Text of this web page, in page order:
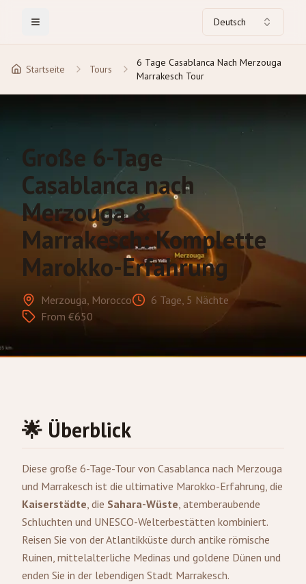
Toggle Menu Deutsch
Startseite Tours
6 Tage Casablanca Nach Merzouga
Marrakesch Tour
Große 6-Tage
Casablanca nach
Merzouga &
Marrakesch: Komplette
Marokko-Erfahrung
Merzouga, Morocco
6 Tage, 5 Nächte
From €650
🌟 Überblick
Diese große 6-Tage-Tour von Casablanca nach Merzouga
und Marrakesch ist die ultimative Marokko-Erfahrung, die
Kaiserstädte, die Sahara-Wüste, atemberaubende
Schluchten und UNESCO-Welterbestätten kombiniert.
Reisen Sie von der Atlantikküste durch antike römische
Ruinen, mittelalterliche Medinas und goldene Dünen und
enden Sie in der lebendigen Stadt Marrakesch.